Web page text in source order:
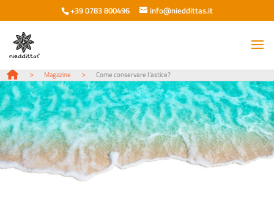
+39 0783 800496 info@nieddittas.it
> Magazine > Come conservare l’astice?